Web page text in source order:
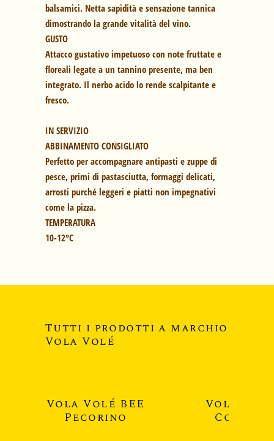
balsamici. Netta sapidità e sensazione tannica
dimostrando la grande vitalità del vino.
GUSTO
Attacco gustativo impetuoso con note fruttate e
floreali legate a un tannino presente, ma ben
integrato. Il nerbo acido lo rende scalpitante e
fresco.
IN SERVIZIO
ABBINAMENTO CONSIGLIATO
Perfetto per accompagnare antipasti e zuppe di
pesce, primi di pastasciutta, formaggi delicati,
arrosti purché leggeri e piatti non impegnativi
come la pizza.
TEMPERATURA
10-12°C
Tutti i prodotti a marchio
Vola Volé
Vola Volé BEE
Pecorino
Vola Volé